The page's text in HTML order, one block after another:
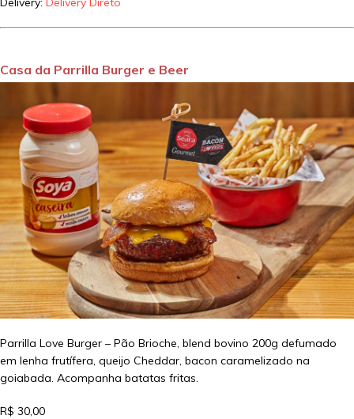
Casa da Parrilla Burger e Beer
Parrilla Love Burger – Pão Brioche, blend bovino 200g defumado
em lenha frutífera, queijo Cheddar, bacon caramelizado na
goiabada. Acompanha batatas fritas.
R$ 30,00